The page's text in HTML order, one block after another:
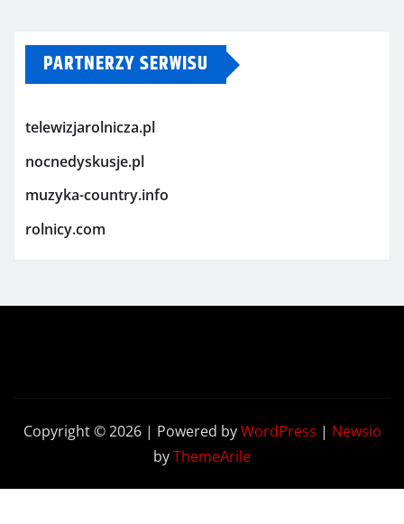
PARTNERZY SERWISU
telewizjarolnicza.pl
nocnedyskusje.pl
muzyka-country.info
rolnicy.com
Copyright © 2026 | Powered byWordPress | Newsio
byThemeArile